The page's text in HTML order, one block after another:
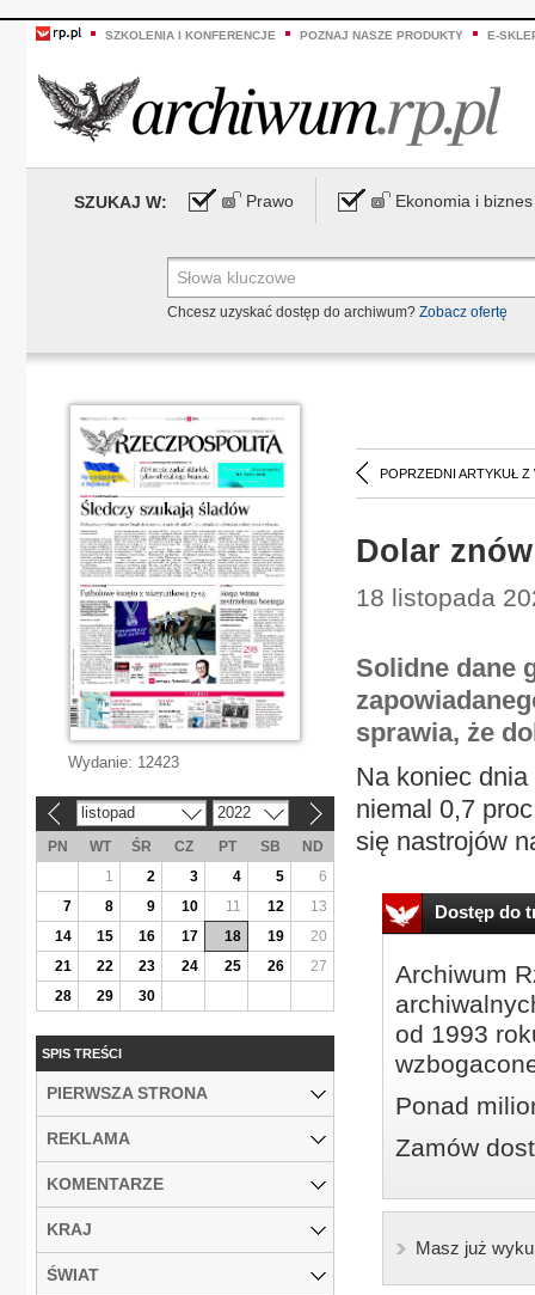
SZKOLENIA I KONFERENCJE POZNAJ NASZE PRODUKTY E-
SZUKAJ W: Prawo Ekonomia i biznes
Chcesz uzyskać dostęp do archiwum? Zobacz ofertę
POPRZEDNI ARTYKUŁ Z
Dolar
18 listopada
Solidne dane
sprawia, że
Na koniec
niemal 0,7
się nastrojów
Dostęp do
Archiwum
od 1993
Ponad
Zamów
Masz już
Wydanie: 12423
listopad 2022
PN WT ŚR CZ PT SB
ND
1
2 3 4 5
6
7
8 9 10 11 12
13
14
15 16 17 18 19
20
21
22 23 24 25 26
27
28
29 30
SPIS TREŚCI
PIERWSZA STRONA
REKLAMA
KOMENTARZE
KRAJ
ŚWIAT